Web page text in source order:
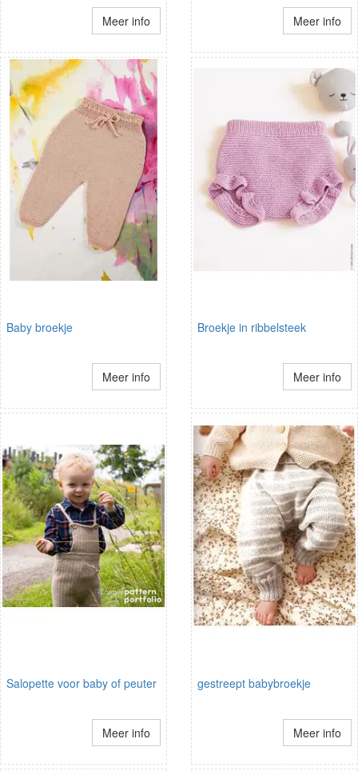
Meer info Meer info
Baby broekje
Meer info
Broekje in ribbelsteek
Meer info
Salopette voor baby of peuter
Meer info
gestreept babybroekje
Meer info